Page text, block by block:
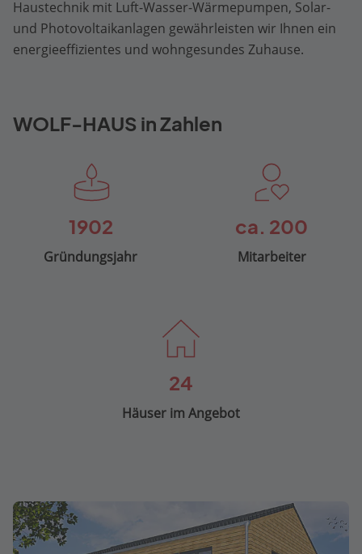
Haustechnik mit Luft-Wasser-Wärmepumpen, Solar-
und Photovoltaikanlagen gewährleisten wir Ihnen ein
energieeffizientes und wohngesundes Zuhause.
WOLF-HAUS in Zahlen
1902
Gründungsjahr
ca. 200
Mitarbeiter
24
Häuser im Angebot